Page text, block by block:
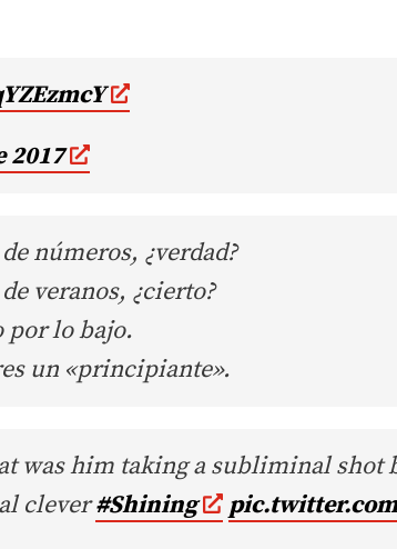
2017
números, ¿verdad?
veranos, ¿cierto?
por lo bajo.
un «principiante».
was him taking a subliminal shot
clever#Shining